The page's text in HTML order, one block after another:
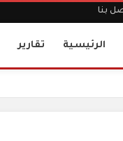
بنا
الرئيسية تقارير